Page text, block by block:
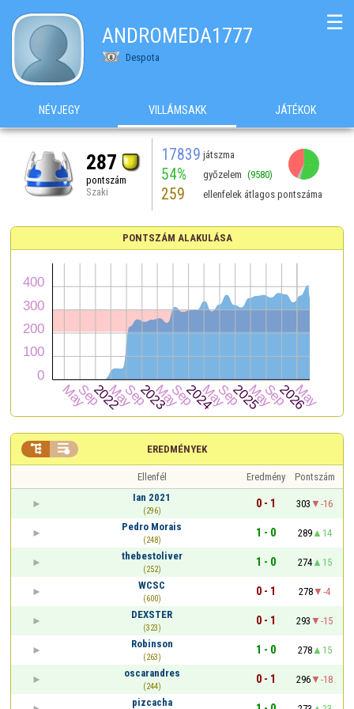
ANDROMEDA1777
Despota
☰
NÉVJEGY VILLÁMSAKK JÁTÉKOK
287
pontszám
Szaki
17839 játszma
54% győzelem (9580)
259 ellenfelek átlagos pontszáma
PONTSZÁM ALAKULÁSA
EREDMÉNYEK
 
Ellenfél Eredmény
Pontszám
Ian 2021
(296)
0 - 1 303
-16
Pedro Morais
(248)
1 - 0 289
14
thebestoliver
(252)
1 - 0 274
15
WCSC
(600)
0 - 1 278
-4
DEXSTER
(323)
0 - 1 293
-15
Robinson
(263)
1 - 0 278
15
oscarandres
(244)
0 - 1 296
-18
pizcacha